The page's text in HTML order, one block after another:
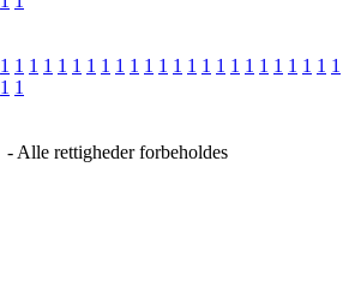
1 1 1 1 1 1 1 1 1 1 1 1 1 1 1 1 1 1 1 1 1 1 1 1
1 1
- Alle rettigheder forbeholdes